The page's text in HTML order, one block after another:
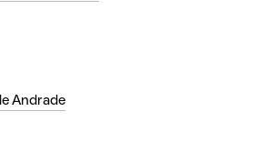
Andrade